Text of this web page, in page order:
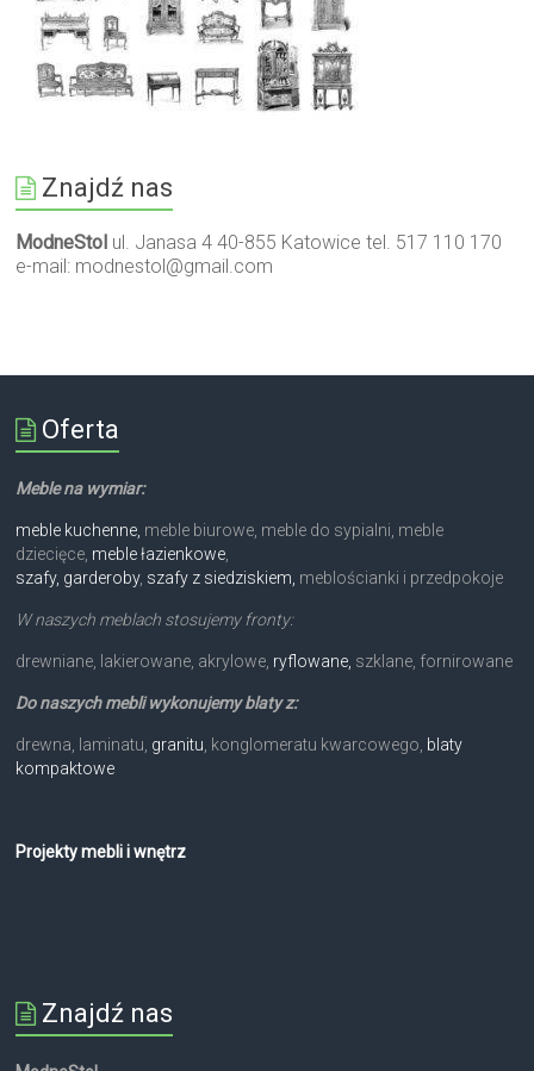
Znajdź nas
ModneStol ul. Janasa 4 40-855 Katowice tel. 517 110 170
e-mail: modnestol@gmail.com
Oferta
Meble na wymiar:
meble kuchenne, meble biurowe, meble do sypialni, meble
dziecięce, meble łazienkowe,
szafy, garderoby, szafy z siedziskiem, meblościanki i przedpokoje
W naszych meblach stosujemy fronty:
drewniane, lakierowane, akrylowe, ryflowane, szklane, fornirowane
Do naszych mebli wykonujemy blaty z:
drewna, laminatu, granitu, konglomeratu kwarcowego, blaty
kompaktowe
Projekty mebli i wnętrz
Znajdź nas